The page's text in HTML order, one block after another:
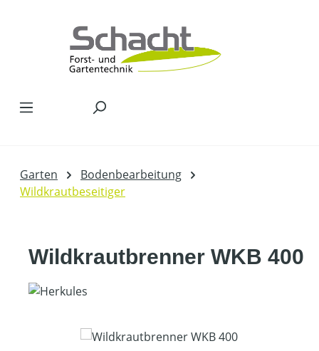
Garten
Bodenbearbeitung
Wildkrautbeseitiger
Wildkrautbrenner WKB 400
Bildergalerie überspringen